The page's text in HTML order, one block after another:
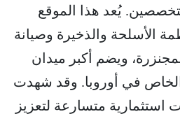
يُعد هذا الموقع
الأسلحة والذخيرة وصيانة
ويضم أكبر ميدان
في أوروبا. وقد شهدت
استثمارية متسارعة لتعزيز